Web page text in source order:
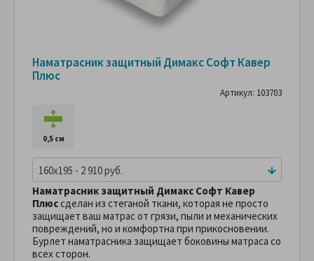
Наматрасник защитный Димакс Софт Кавер
Плюс
Артикул: 103703
0,5 см
160x195 - 2 910 руб.
Наматрасник защитный Димакс Софт Кавер
Плюссделан из стеганой ткани, которая не просто
защищает ваш матрас от грязи, пыли и механических
повреждений, но и комфортна при прикосновении.
Бурлет наматрасника защищает боковины матраса со
всех сторон.